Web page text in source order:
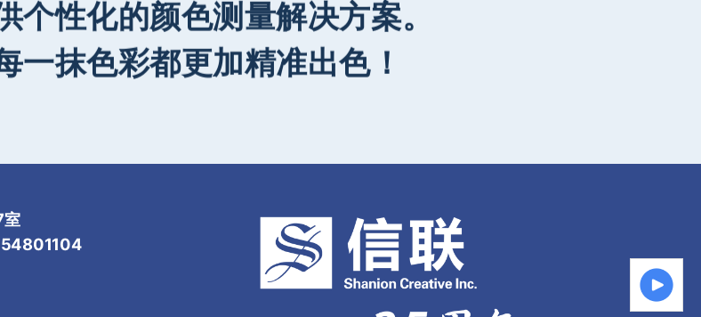
个性化的颜色测量解决方案。
一抹色彩都更加精准出色！
室